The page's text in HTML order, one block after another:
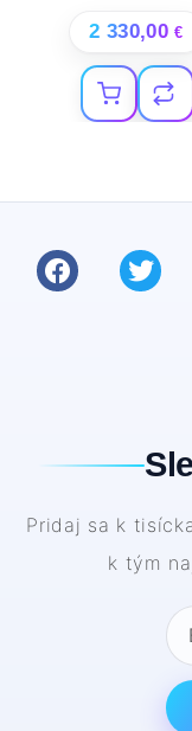
2 330,00€
Pridaj sa k
k tým